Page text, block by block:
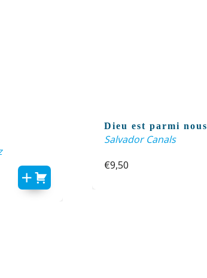
Dieu est parmi nous
Salvador Canals
€9,50